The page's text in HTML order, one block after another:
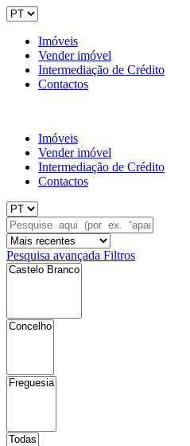
Imóveis
Vender imóvel
Intermediação de Crédito
Contactos
Imóveis
Vender imóvel
Intermediação de Crédito
Contactos
Pesquisa avançada Filtros